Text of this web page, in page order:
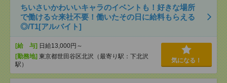
ちいさいかわいいキャラのイベントも！好きな場所
で働ける☆来社不要！働いたその日に給料もらえる
◎/T1[アルバイト]
[給 与] 日給13,000円～
[勤務地] 東京都世田谷区北沢（最寄り駅：下北沢
駅）
気になる！